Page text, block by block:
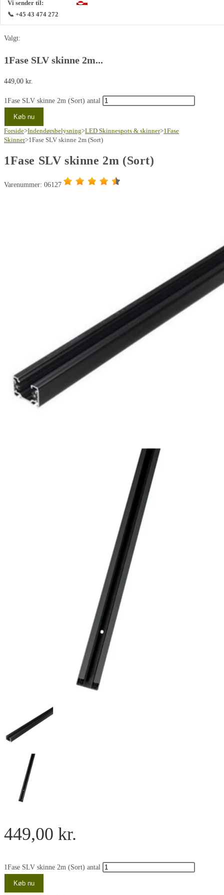
Vi sender til:
📞 +45 43 474 272
Valgt:
1Fase SLV skinne 2m...
449,00 kr.
1Fase SLV skinne 2m (Sort) antal
Køb nu
Forside>Indendørsbelysning>LED Skinnespots & skinner>1Fase
Skinner>1Fase SLV skinne 2m (Sort)
1Fase SLV skinne 2m (Sort)
Varenummer: 06127
449,00 kr.
1Fase SLV skinne 2m (Sort) antal
Køb nu